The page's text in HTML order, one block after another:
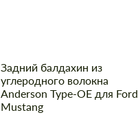
Задний балдахин из
углеродного волокна
Anderson Type-OE для Ford
Mustang